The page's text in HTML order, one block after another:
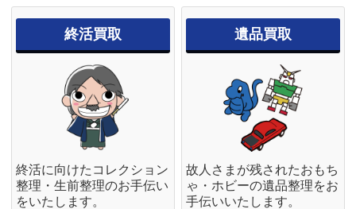
終活買取
終活に向けたコレクション
整理・生前整理のお手伝い
をいたします。
遺品買取
故人さまが残されたおもち
ゃ・ホビーの遺品整理をお
手伝いいたします。